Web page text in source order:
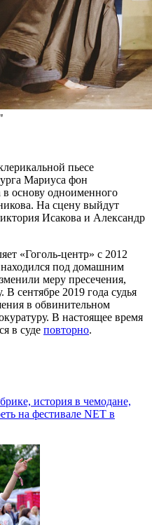
пьесе
Мариуса фон
основу одноименного
На сцену выйдут
Исакова и Александр
«Гоголь-центр» с 2012
находился под домашним
меру пресечения,
В сентябре 2019 года судья
в обвинительном
В настоящее время
в суде повторно.
история в чемодане,
на фестивале NET в